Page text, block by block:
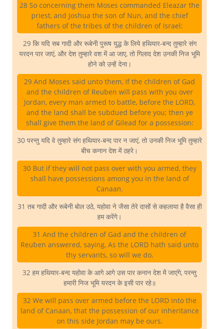
28 So concerning them Moses commanded Eleazar the
priest, and Joshua the son of Nun, and the chief
fathers of the tribes of the children of Israel:
29 कि यदि सब गादी और रूबेनी पुरूष युद्ध के लिये हथियार-बन्द तुम्हारे संग
यरदन पार जाएं, और देश तुम्हारे वश में आ जाए, तो गिलाद देश उनकी निज भूमि
होने को उन्हें देना।
29 And Moses said unto them, If the children of Gad
and the children of Reuben will pass with you over
Jordan, every man armed to battle, before the LORD,
and the land shall be subdued before you; then ye
shall give them the land of Gilead for a possession:
30 परन्तु यदि वे तुम्हारे संग हथियार-बन्द पार न जाएं, तो उनकी निज भूमि तुम्हारे
बीच कनान देश में ठहरे।
30 But if they will not pass over with you armed, they
shall have possessions among you in the land of
Canaan.
31 तब गादी और रूबेनी बोल उठे, यहोवा ने जैसा तेरे दासों से कहलाया है वैसा ही
हम करेंगे।
31 And the children of Gad and the children of
Reuben answered, saying, As the LORD hath said unto
thy servants, so will we do.
32 हम हथियार-बन्द यहोवा के आगे आगे उस पार कनान देश में जाएंगे, परन्तु
हमारी निज भूमि यरदन के इसी पार रहे॥
32 We will pass over armed before the LORD into the
land of Canaan, that the possession of our inheritance
on this side Jordan may be ours.